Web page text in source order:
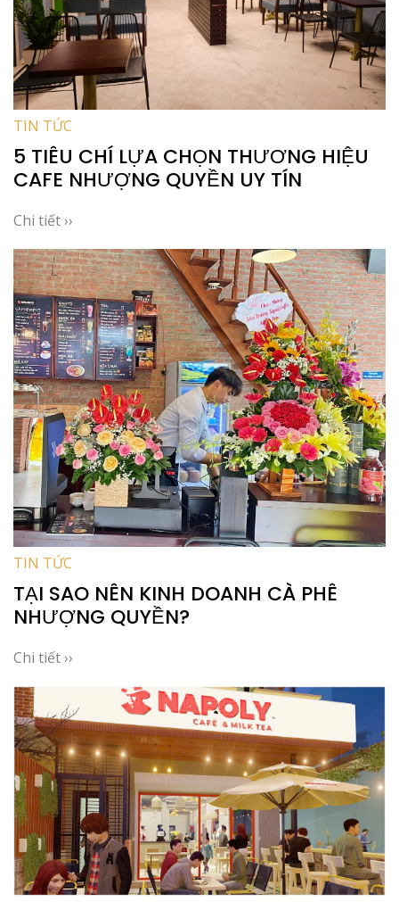
TIN TỨC
5 TIÊU CHÍ LỰA CHỌN THƯƠNG HIỆU
CAFE NHƯỢNG QUYỀN UY TÍN
Chi tiết ››
TIN TỨC
TẠI SAO NÊN KINH DOANH CÀ PHÊ
NHƯỢNG QUYỀN?
Chi tiết ››